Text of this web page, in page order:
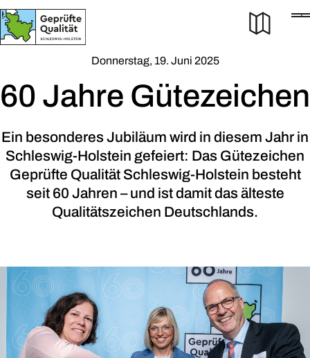
Donnerstag, 19. Juni 2025
60 Jahre Gütezeichen
Ein besonderes Jubiläum wird in diesem Jahr in
Schleswig-Holstein gefeiert: Das Gütezeichen
Geprüfte Qualität Schleswig-Holstein besteht
seit 60 Jahren – und ist damit das älteste
Qualitätszeichen Deutschlands.